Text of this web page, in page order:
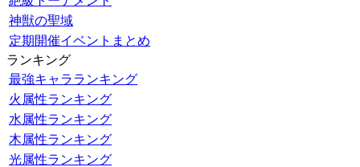
神獣の聖域
定期開催イベントまとめ
ランキング
最強キャラランキング
火属性ランキング
水属性ランキング
木属性ランキング
光属性ランキング